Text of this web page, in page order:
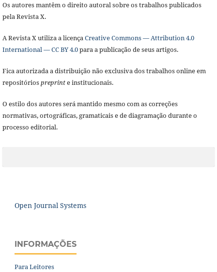
Os autores mantêm o direito autoral sobre os trabalhos publicados
pela Revista X.
A Revista X utiliza a licençaCreative Commons — Attribution 4.0
International — CC BY 4.0para a publicação de seus artigos.
Fica autorizada a distribuição não exclusiva dos trabalhos online em
repositóriospreprinte institucionais.
O estilo dos autores será mantido mesmo com as correções
normativas, ortográficas, gramaticais e de diagramação durante o
processo editorial.
Open Journal Systems
INFORMAÇÕES
Para Leitores